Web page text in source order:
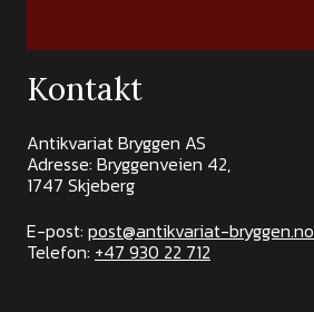
Kontakt
Antikvariat Bryggen AS
Adresse: Bryggenveien 42,
1747 Skjeberg
E-post: post@antikvariat-bryggen.no
Telefon: +47 930 22 712